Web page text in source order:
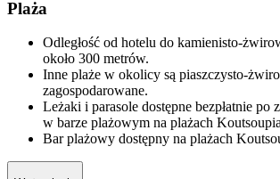
Plaża
Odległość od hotelu do kamienisto-
około 300 metrów.
Inne plaże w okolicy są piaszczysto-
zagospodarowane.
Leżaki i parasole dostępne bezpłatnie po
w barze plażowym na plażach
Bar plażowy dostępny na plażach